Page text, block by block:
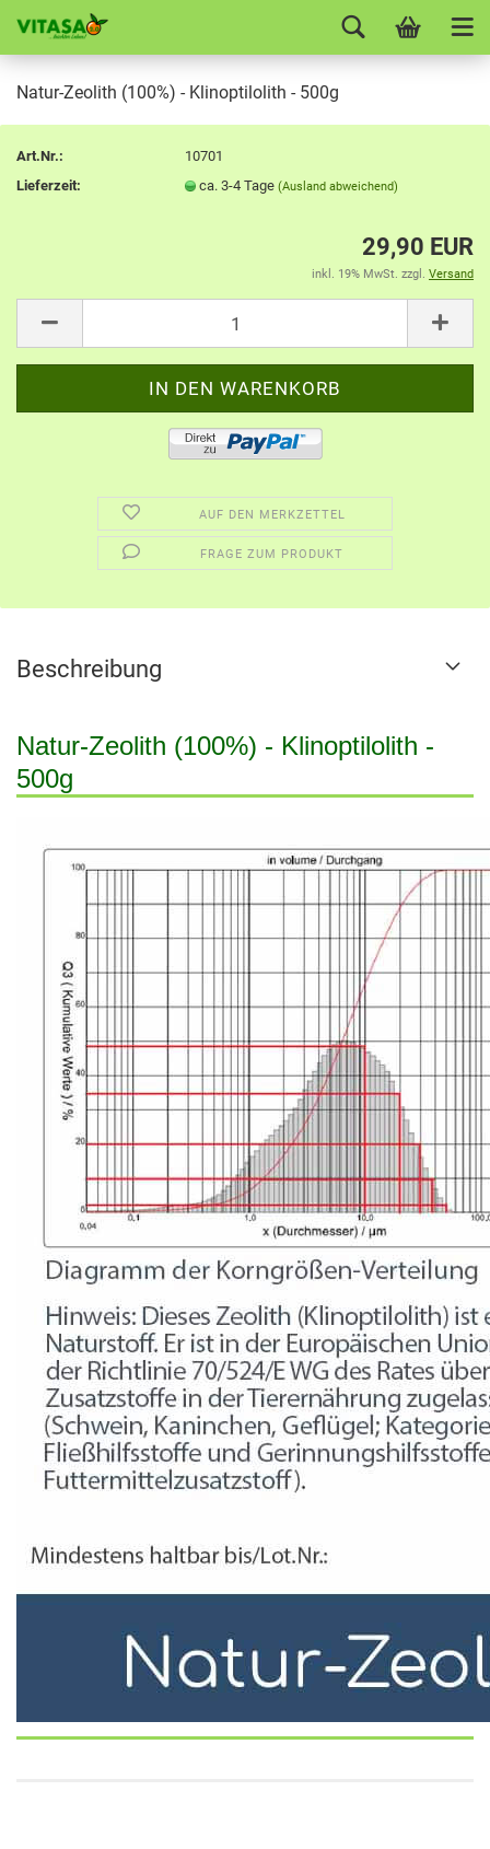
Natur-Zeolith (100%) - Klinoptilolith - 500g
Art.Nr.:
10701
Lieferzeit:
ca. 3-4 Tage(Ausland abweichend)
29,90 EUR
inkl. 19% MwSt. zzgl. Versand
AUF DEN MERKZETTEL
FRAGE ZUM PRODUKT
Beschreibung
Natur-Zeolith (100%) - Klinoptilolith -
500g